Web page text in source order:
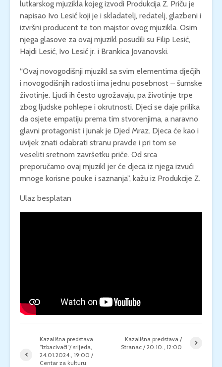
lutkarskog mjuzikla kojeg izvodi Produkcija Z. Priču je
napisao Ivo Lesić koji je i skladatelj, redatelj, glazbeni i
izvršni producent te ton majstor ovog mjuzikla. Osim
njega glasove za ovaj mjuzikl posudili su Filip Lesić,
Hajdi Lesić, Ivo Lesić jr. i Brankica Jovanovski.
“Ovaj novogodišnji mjuzikl sa svim elementima dječjih
i novogodišnjih radosti ima jednu posebnost – šumske
životinje. Ljudi ih često ugrožavaju, pa životinje trpe
zbog ljudske pohlepe i okrutnosti. Djeci se daje prilika
da osjete empatiju prema tim stvorenjima, a naravno
glavni protagonist i junak je Djed Mraz. Djeca će kao i
uvijek znati odabrati stranu pravde i pri tom se
veseliti sretnom završetku priče. Od srca
preporučamo ovaj mjuzikl jer će djeca iz njega izvući
mnoge korisne pouke i saznanja”, kažu iz Produkcije Z.
Ulaz besplatan
Kazališna predstava
“Izbacivači”/ srijeda,
24.01.2024., 19:00 /
Centar za kulturu
Kazališna predstava /
Stranac / 20.10., 12:00